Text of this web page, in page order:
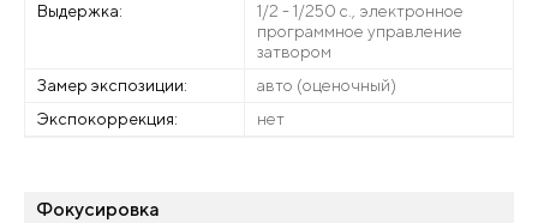
Выдержка:
1/2 - 1/250 с., электронное
программное управление
затвором
Замер экспозиции:
авто (оценочный)
Экспокоррекция:
нет
Фокусировка